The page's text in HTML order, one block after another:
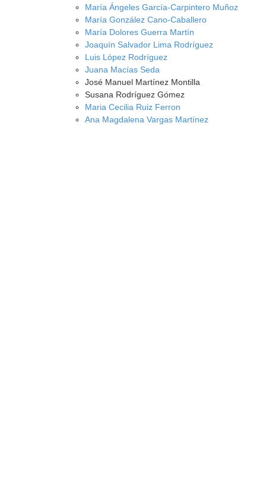
María Ángeles García-Carpintero Muñoz
María González Cano-Caballero
María Dolores Guerra Martín
Joaquín Salvador Lima Rodríguez
Luis López Rodríguez
Juana Macías Seda
José Manuel Martínez Montilla
Susana Rodríguez Gómez
Maria Cecilia Ruiz Ferron
Ana Magdalena Vargas Martínez